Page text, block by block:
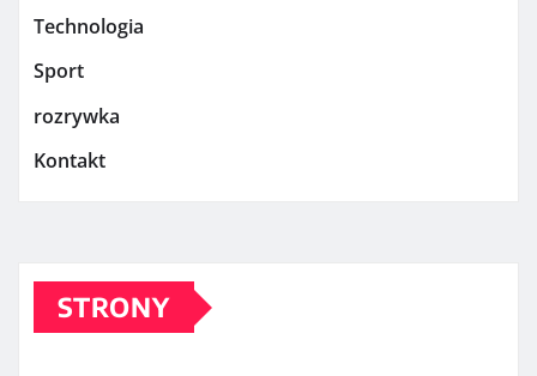
Technologia
Sport
rozrywka
Kontakt
STRONY